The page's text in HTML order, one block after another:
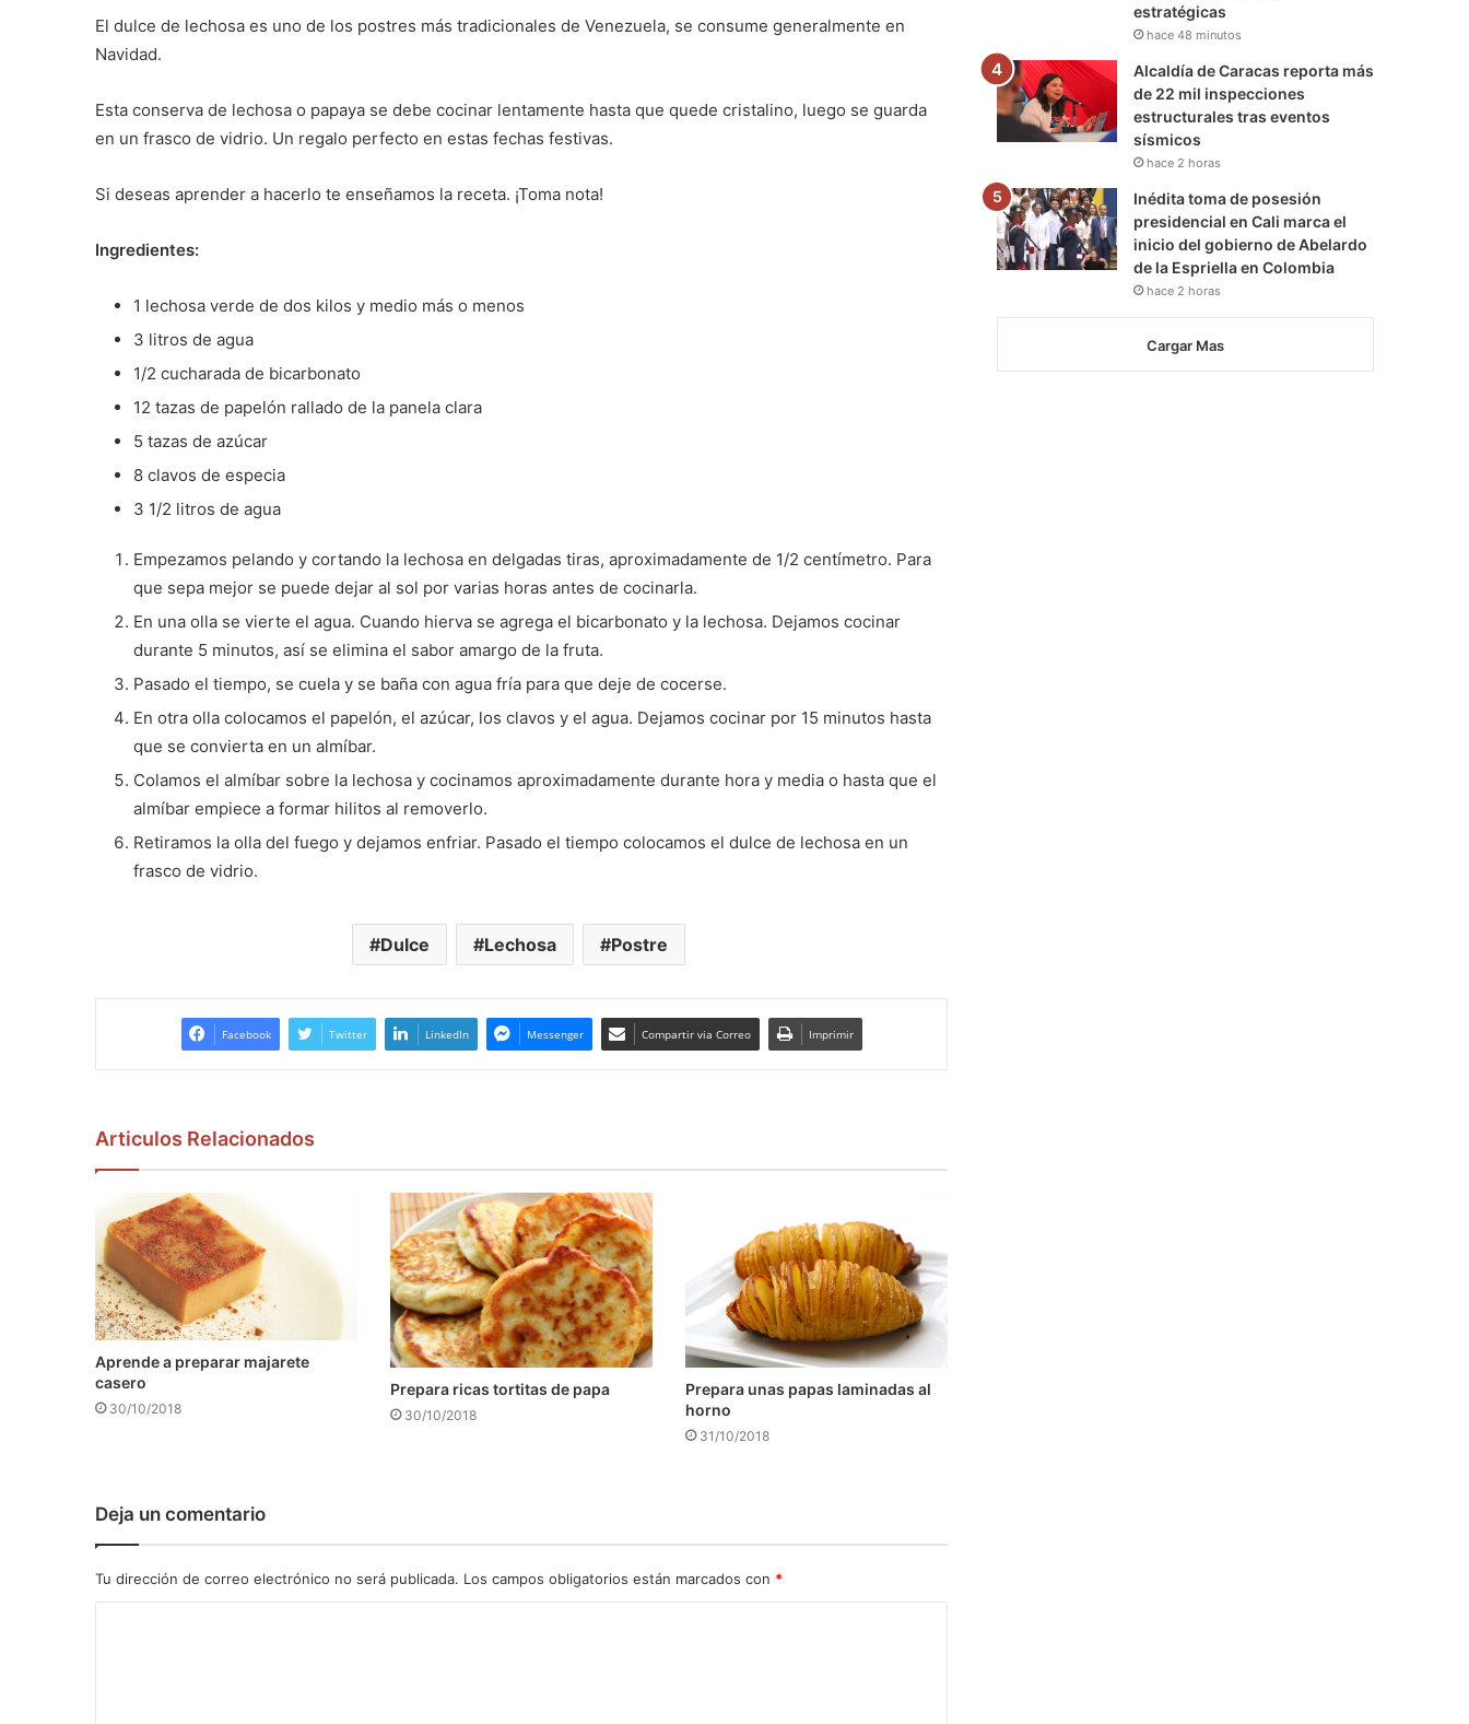
El dulce de lechosa es uno de los postres más tradicionales de Venezuela, se consume generalmente en
Navidad.
Esta conserva de lechosa o papaya se debe cocinar lentamente hasta que quede cristalino, luego se guarda
en un frasco de vidrio. Un regalo perfecto en estas fechas festivas.
Si deseas aprender a hacerlo te enseñamos la receta. ¡Toma nota!
Ingredientes:
1 lechosa verde de dos kilos y medio más o menos
3 litros de agua
1/2 cucharada de bicarbonato
12 tazas de papelón rallado de la panela clara
5 tazas de azúcar
8 clavos de especia
3 1/2 litros de agua
Empezamos pelando y cortando la lechosa en delgadas tiras, aproximadamente de 1/2 centímetro. Para
que sepa mejor se puede dejar al sol por varias horas antes de cocinarla.
En una olla se vierte el agua. Cuando hierva se agrega el bicarbonato y la lechosa. Dejamos cocinar
durante 5 minutos, así se elimina el sabor amargo de la fruta.
Pasado el tiempo, se cuela y se baña con agua fría para que deje de cocerse.
En otra olla colocamos el papelón, el azúcar, los clavos y el agua. Dejamos cocinar por 15 minutos hasta
que se convierta en un almíbar.
Colamos el almíbar sobre la lechosa y cocinamos aproximadamente durante hora y media o hasta que el
almíbar empiece a formar hilitos al removerlo.
Retiramos la olla del fuego y dejamos enfriar. Pasado el tiempo colocamos el dulce de lechosa en un
frasco de vidrio.
Dulce Lechosa Postre
Facebook Twitter LinkedIn Messenger Compartir via Correo Imprimir
Articulos Relacionados
Aprende a preparar majarete
casero
30/10/2018
Prepara ricas tortitas de papa
30/10/2018
Prepara unas papas laminadas al
horno
31/10/2018
Deja un comentario
Tu dirección de correo electrónico no será publicada. Los campos obligatorios están marcados con *
estratégicas
hace 48 minutos
Alcaldía de Caracas reporta más
de 22 mil inspecciones
estructurales tras eventos
sísmicos
hace 2 horas
Inédita toma de posesión
presidencial en Cali marca el
inicio del gobierno de Abelardo
de la Espriella en Colombia
hace 2 horas
Cargar Mas